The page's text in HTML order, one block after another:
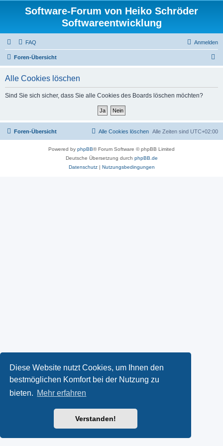
Diese Website nutzt Cookies, um Ihnen den
bestmöglichen Komfort bei der Nutzung zu
bieten. Mehr erfahren
Verstanden!
Software-Forum von Heiko Schröder
Softwareentwicklung
FAQ Anmelden
Foren-Übersicht
Alle Cookies löschen
Sind Sie sich sicher, dass Sie alle Cookies des Boards löschen möchten?
Foren-Übersicht Alle Zeiten sind UTC+02:00
Alle Cookies löschen
Powered by phpBB® Forum Software © phpBB Limited
Deutsche Übersetzung durch phpBB.de
Datenschutz| Nutzungsbedingungen